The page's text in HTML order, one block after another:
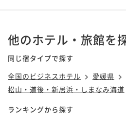
他のホテル・旅館を
同じ宿タイプで探す
全国のビジネスホテル
愛媛県
松山・道後・新居浜・しまなみ海道
ランキングから探す